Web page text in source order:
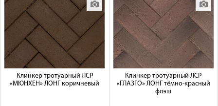
Клинкер тротуарный ЛСР
«МЮНХЕН» ЛОНГ коричневый
Клинкер тротуарный ЛСР
«ГЛАЗГО» ЛОНГ тёмно-красный
флэш